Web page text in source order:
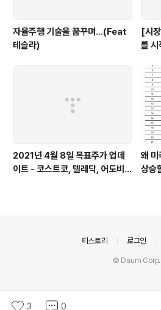
자율주행 기술을 꿈꾸며...(Feat
테슬라)
[시
를 시
2021년 4월 8일 목표주가 업데
이트 - 코스트코, 텔레닥, 어도비,
왜 미
상승
3 0
티스토리 로그인
© Daum Corp.